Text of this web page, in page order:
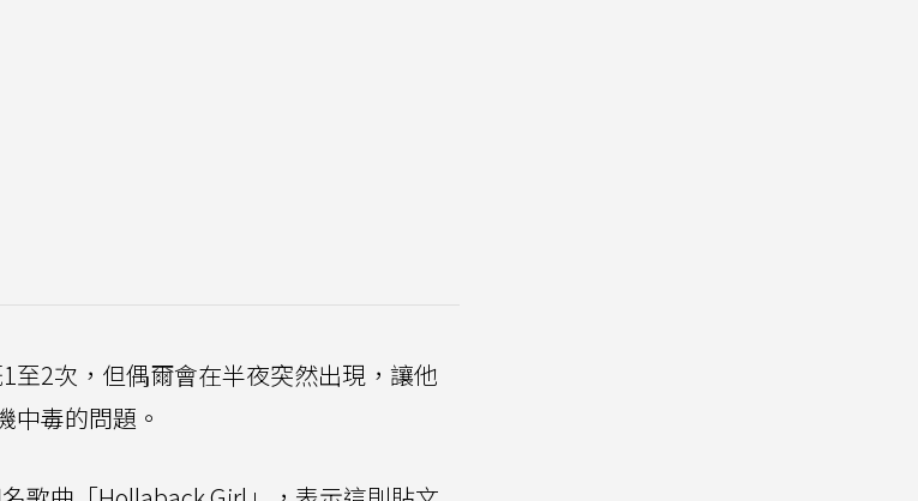
2次，但偶爾會在半夜突然出現，讓他
中毒的問題。